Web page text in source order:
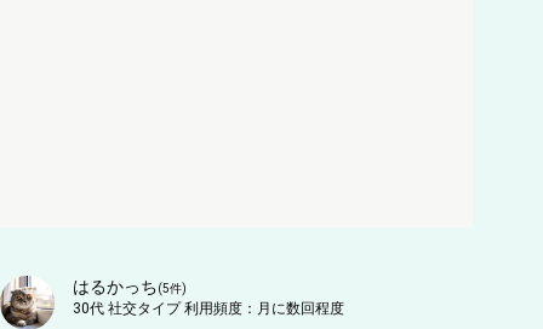
はるかっち(5件)
30代 社交タイプ利用頻度： 月に数回程度